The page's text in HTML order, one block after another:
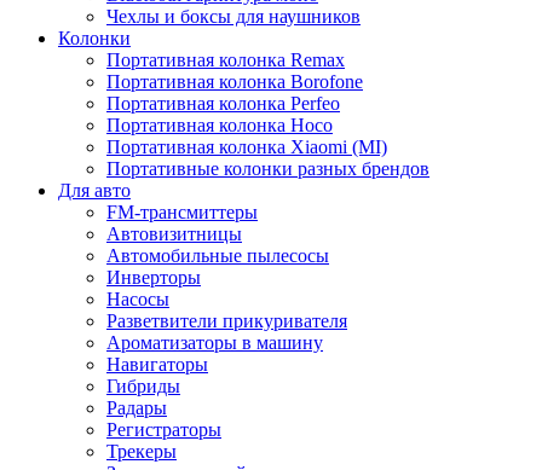
Чехлы и боксы для наушников
Колонки
Портативная колонка Remax
Портативная колонка Borofone
Портативная колонка Perfeo
Портативная колонка Hoco
Портативная колонка Xiaomi (MI)
Портативные колонки разных брендов
Для авто
FM-трансмиттеры
Автовизитницы
Автомобильные пылесосы
Инверторы
Насосы
Разветвители прикуривателя
Ароматизаторы в машину
Навигаторы
Гибриды
Радары
Регистраторы
Трекеры